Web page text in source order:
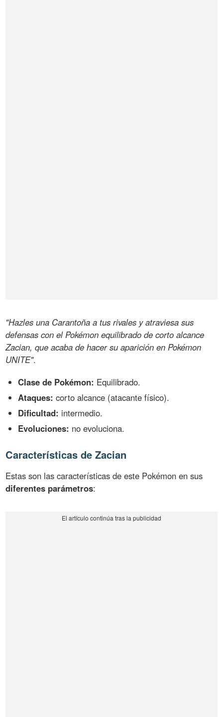
"Hazles una Carantoña a tus rivales y atraviesa sus
defensas con el Pokémon equilibrado de corto alcance
Zacian, que acaba de hacer su aparición en Pokémon
UNITE".
Clase de Pokémon: Equilibrado.
Ataques: corto alcance (atacante físico).
Dificultad: intermedio.
Evoluciones: no evoluciona.
Características de Zacian
Estas son las características de este Pokémon en sus
diferentes parámetros: